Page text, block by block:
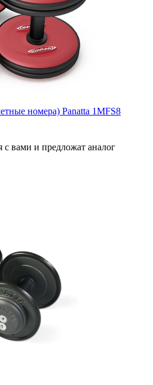
номера) Panatta 1MFS8
вами и предложат аналог